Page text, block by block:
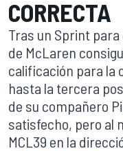
CORRECTA
Tras un Sprint
de McLaren
calificación para la
hasta la tercera
de su compañero
satisfecho, pero al
MCL39 en la